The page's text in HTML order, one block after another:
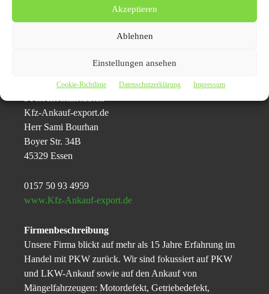
Akzeptieren
Ablehnen
Einstellungen ansehen
Cookie-Richtlinie Datenschutzerklärung Impressum
Durch eine Kontaktaufnahme zuAutoankauf Bochum
vermeidet man das langwierige Suchen eines Käufers und
eventuelle Risiken beim Verkauf; das Fahrzeug wird
wird sofort in bar ausgezahlt.
Kfz-Ankauf-export.de
Herr Sami Bourhan
Boyer Str. 34B
45329 Essen
0157 50 93 4959
www.Kfz-Ankauf-export.de
Firmenbeschreibung
Unsere Firma blickt auf mehr als 15 Jahre Erfahrung im
Handel mit PKW zurück. Wir sind fokussiert auf PKW
und LKW-Ankauf sowie auf den Ankauf von
Mängelfahrzeugen: Motordefekt, Getriebedefekt,